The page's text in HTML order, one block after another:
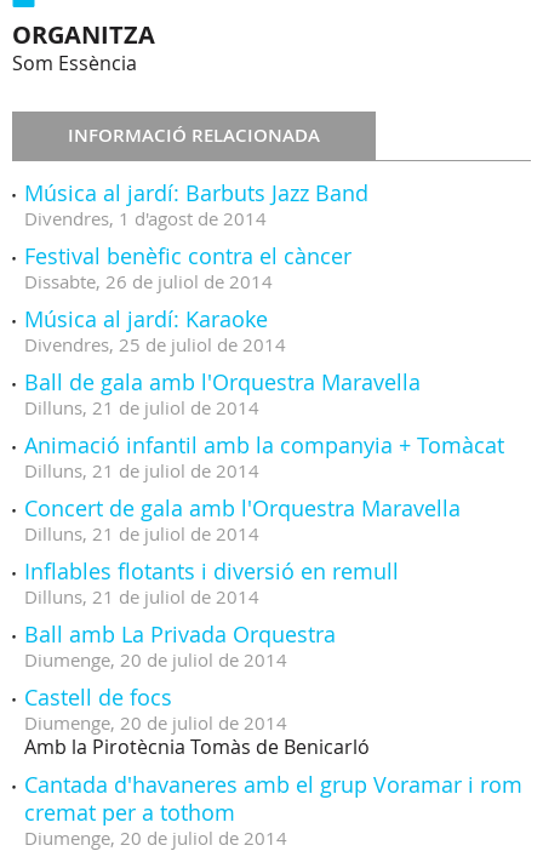
ORGANITZA
Som Essència
INFORMACIÓ RELACIONADA
Música al jardí: Barbuts Jazz Band
Divendres, 1 d'agost de 2014
Festival benèfic contra el càncer
Dissabte, 26 de juliol de 2014
Música al jardí: Karaoke
Divendres, 25 de juliol de 2014
Ball de gala amb l'Orquestra Maravella
Dilluns, 21 de juliol de 2014
Animació infantil amb la companyia + Tomàcat
Dilluns, 21 de juliol de 2014
Concert de gala amb l'Orquestra Maravella
Dilluns, 21 de juliol de 2014
Inflables flotants i diversió en remull
Dilluns, 21 de juliol de 2014
Ball amb La Privada Orquestra
Diumenge, 20 de juliol de 2014
Castell de focs
Diumenge, 20 de juliol de 2014
Amb la Pirotècnia Tomàs de Benicarló
Cantada d'havaneres amb el grup Voramar i rom
cremat per a tothom
Diumenge, 20 de juliol de 2014